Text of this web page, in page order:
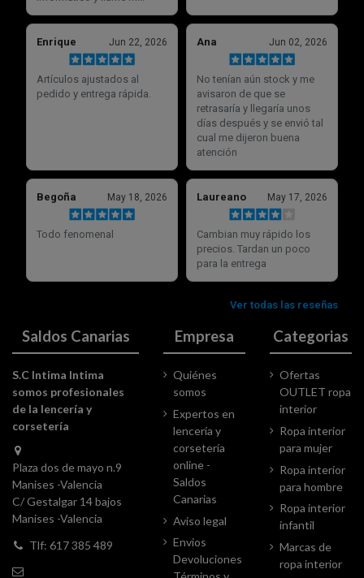
Saldos Canarias
S.C Intima Intima
somos profesionales
de la lencería y
corsetería
Plaza dos de mayo n.9
Manises -Valencia
C/ Gestalgar 14 bajos
Manises -Valencia
Tlf: 617 385 489
Empresa
Quiénes
somos
Expertos en
lencería y
corsetería
online -
Saldos
Canarias
Aviso legal
Envios
Devoluciones
Categorias
Ofertas
OUTLET ropa
interior
Ropa interior
para mujer
Ropa interior
para hombre
Ropa interior
infantil
Marcas de
ropa interior